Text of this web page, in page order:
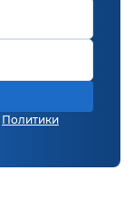
Политики